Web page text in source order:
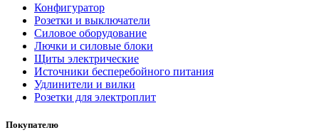
Конфигуратор
Розетки и выключатели
Силовое оборудование
Лючки и силовые блоки
Щиты электрические
Источники бесперебойного питания
Удлинители и вилки
Розетки для электроплит
Покупателю